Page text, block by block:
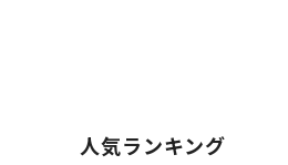
人気ランキング